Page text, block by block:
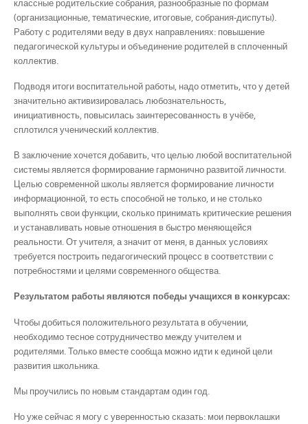
(организационные, тематические, итоговые, собрания-диспуты).
Работу с родителями веду в двух направлениях: повышение
педагогической культуры и объединение родителей в сплоченный
коллектив.
Подводя итоги воспитательной работы, надо отметить, что у детей
значительно активизировалась любознательность,
инициативность, повысилась заинтересованность в учёбе,
сплотился ученический коллектив.
В заключение хочется добавить, что целью любой воспитательной
системы является формирование гармонично развитой личности.
Целью современной школы является формирование личности
информационной, то есть способной не только, и не столько
выполнять свои функции, сколько принимать критические решения
и устанавливать новые отношения в быстро меняющейся
реальности. От учителя, а значит от меня, в данных условиях
требуется построить педагогический процесс в соответствии с
потребностями и целями современного общества.
Результатом работы являются победы учащихся в конкурсах:
Чтобы добиться положительного результата в обучении,
необходимо тесное сотрудничество между учителем и
родителями. Только вместе сообща можно идти к единой цели
развития школьника.
Мы проучились по новым стандартам один год.
Но уже сейчас я могу с уверенностью сказать: мои первоклашки